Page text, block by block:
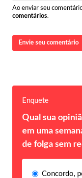
Ao enviar seu
comentários.
Envie seu comentário
Enquete
Qual sua
em uma
de folga sem
Concordo,